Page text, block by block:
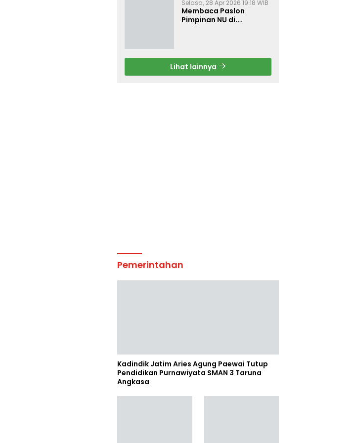
Selasa, 28 Apr 2026 19:18 WIB
Membaca Paslon
Pimpinan NU di
Lihat lainnya
Pemerintahan
Kadindik Jatim Aries Agung Paewai Tutup
Pendidikan Purnawiyata SMAN 3 Taruna
Angkasa